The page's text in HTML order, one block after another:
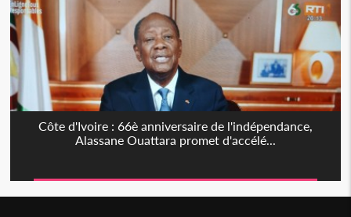
Côte d'Ivoire : 66è anniversaire de l'indépendance,
Alassane Ouattara promet d'accélé...